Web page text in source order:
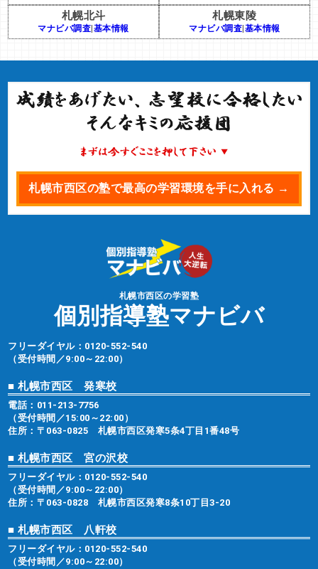
札幌北斗
マナビバ調査|基本情報
札幌東陵
マナビバ調査|基本情報
札幌市西区の塾で最高の学習環境を手に入れる →
札幌市西区の学習塾
個別指導塾マナビバ
フリーダイヤル： 0120-552-540
（受付時間／9:00～22:00）
■ 札幌市西区 発寒校
電話： 011-213-7756
（受付時間／15:00～22:00）
住所：〒063-0825 札幌市西区発寒5条4丁目1番48号
■ 札幌市西区 宮の沢校
フリーダイヤル： 0120-552-540
（受付時間／9:00～22:00）
住所：〒063-0828 札幌市西区発寒8条10丁目3-20
■ 札幌市西区 八軒校
フリーダイヤル： 0120-552-540
（受付時間／9:00～22:00）